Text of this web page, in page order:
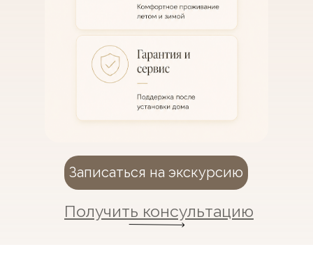
Получить консультацию
Записаться на экскурсию